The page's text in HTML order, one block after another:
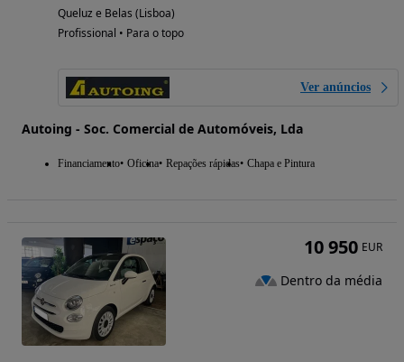
Queluz e Belas (Lisboa)
Profissional • Para o topo
Ver anúncios
Autoing - Soc. Comercial de Automóveis, Lda
Financiamento Oficina Repações rápidas Chapa e Pintura
10 950 EUR
Dentro da média